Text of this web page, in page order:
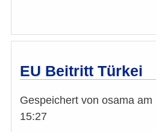
EU Beitritt Türkei
Gespeichert von osama am
15:27